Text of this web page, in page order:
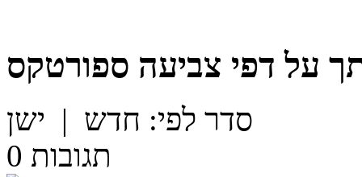
על דפי צביעה ספורטקס
סדר לפי: חדש | ישן
0 תגובות